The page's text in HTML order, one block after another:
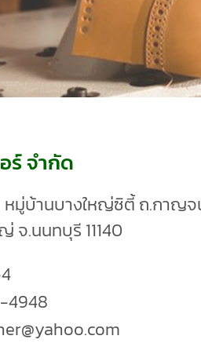
ร์ จำกัด
มู่บ้านบางใหญ่ซิตี้ ถ.กาญจ
จ.นนทบุรี 11140
4948